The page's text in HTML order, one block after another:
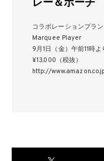
レー＆ポーチ
コラボレーションブラ
Marquee Player
9月1日（金）午前11時
¥13,000（税抜）
http://